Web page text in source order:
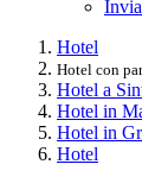
Hotel
Hotel con
Hotel a
Hotel in
Hotel in
Hotel